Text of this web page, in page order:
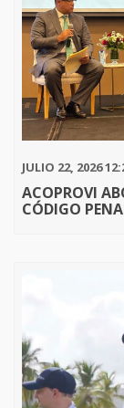
JULIO 22, 2026
ACOPROVI
CÓDIGO